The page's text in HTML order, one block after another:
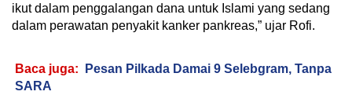
ikut dalam penggalangan dana untuk Islami yang sedang
dalam perawatan penyakit kanker pankreas,” ujar Rofi.
Baca juga:
Pesan Pilkada Damai 9 Selebgram, Tanpa
SARA